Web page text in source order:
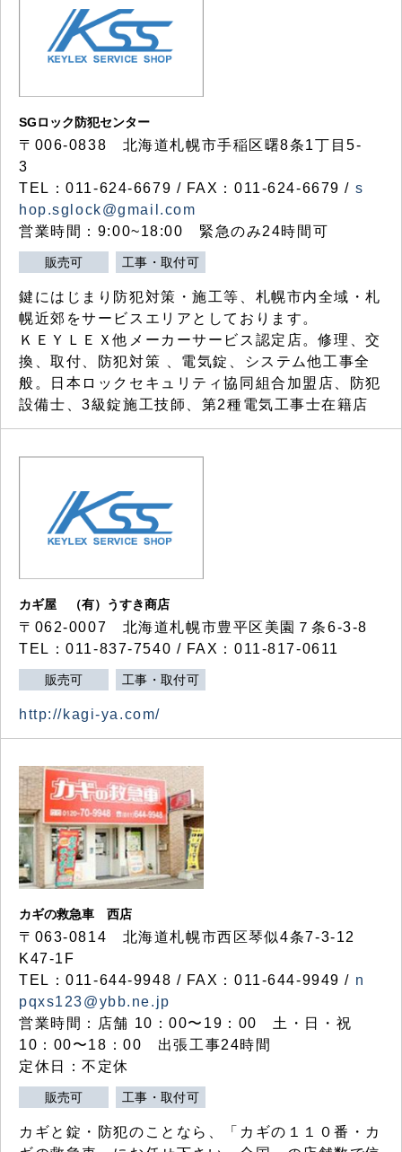
SGロック防犯センター
〒006-0838 北海道札幌市手稲区曙8条1丁目5-
3
TEL：011-624-6679 / FAX：011-624-6679 / s
hop.sglock@gmail.com
営業時間：9:00~18:00 緊急のみ24時間可
販売可 工事・取付可
鍵にはじまり防犯対策・施工等、札幌市内全域・札
幌近郊をサービスエリアとしております。
ＫＥＹＬＥＸ他メーカーサービス認定店。修理、交
換、取付、防犯対策 、電気錠、システム他工事全
般。日本ロックセキュリティ協同組合加盟店、防犯
設備士、3級錠施工技師、第2種電気工事士在籍店
カギ屋 （有）うすき商店
〒062-0007 北海道札幌市豊平区美園７条6-3-8
TEL：011-837-7540 / FAX：011-817-0611
販売可 工事・取付可
http://kagi-ya.com/
カギの救急車 西店
〒063-0814 北海道札幌市西区琴似4条7-3-12
K47-1F
TEL：011-644-9948 / FAX：011-644-9949 / n
pqxs123@ybb.ne.jp
営業時間：店舗 10：00〜19：00 土・日・祝
10：00〜18：00 出張工事24時間
定休日：不定休
販売可 工事・取付可
カギと錠・防犯のことなら、「カギの１１０番・カ